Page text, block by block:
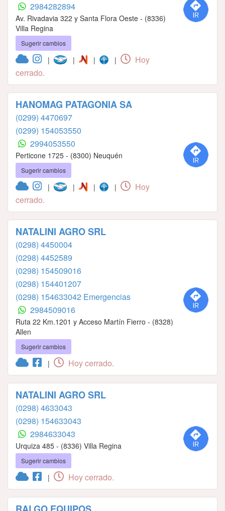
2984282894
Av. Rivadavia 322 y Santa Flora Oeste - (8336)
Villa Regina
Sugerir cambios
| | | |
Hoy
cerrado.
HANOMAG PATAGONIA SA
(0299) 4470697
(0299) 154053550
2994053550
Perticone 1725 - (8300) Neuquén
Sugerir cambios
| | | |
Hoy
cerrado.
NATALINI AGRO SRL
(0298) 4450004
(0298) 4452589
(0298) 154509016
(0298) 154401207
(0298) 154633042 Emergencias
2984509016
Ruta 22 Km.1201 y Acceso Martín Fierro - (8328)
Allen
Sugerir cambios
| Hoy cerrado.
NATALINI AGRO SRL
(0298) 4633043
(0298) 154633043
2984633043
Urquiza 485 - (8336) Villa Regina
Sugerir cambios
| Hoy cerrado.